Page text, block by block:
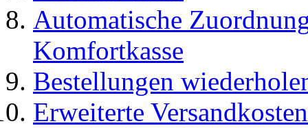
Automatische
Komfortkasse
Bestellungen
Erweiterte Versandkosten